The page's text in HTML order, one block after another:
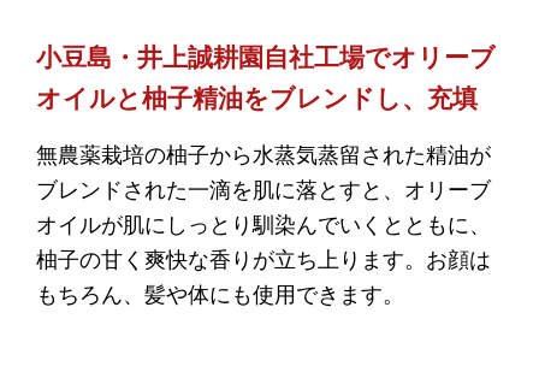
小豆島・井上誠耕園自社工場でオリーブ
オイルと柚子精油をブレンドし、充填
無農薬栽培の柚子から水蒸気蒸留された精油が
ブレンドされた一滴を肌に落とすと、オリーブ
オイルが肌にしっとり馴染んでいくとともに、
柚子の甘く爽快な香りが立ち上ります。お顔は
もちろん、髪や体にも使用できます。